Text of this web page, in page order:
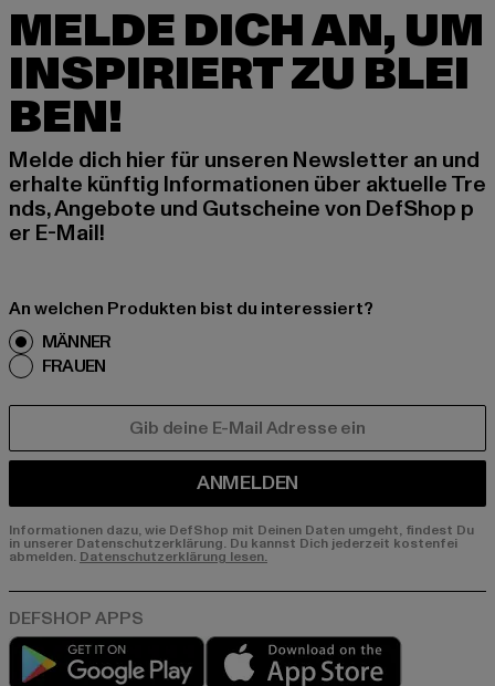
MELDE DICH AN, UM
INSPIRIERT ZU BLEI
BEN!
Melde dich hier für unseren Newsletter an und
erhalte künftig Informationen über aktuelle Tre
nds, Angebote und Gutscheine von DefShop p
er E-Mail!
An welchen Produkten bist du interessiert?
MÄNNER
FRAUEN
ANMELDEN
Informationen dazu, wie DefShop mit Deinen Daten umgeht, findest Du
in unserer Datenschutzerklärung. Du kannst Dich jederzeit kostenfei
abmelden. Datenschutzerklärung lesen.
Play market